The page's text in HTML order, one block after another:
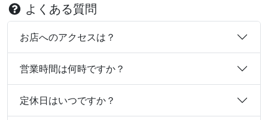
よくある質問
お店へのアクセスは？
営業時間は何時ですか？
定休日はいつですか？